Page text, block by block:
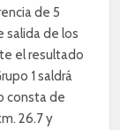
de 5
salida de los
el resultado
1 saldrá
consta de
26.7 y